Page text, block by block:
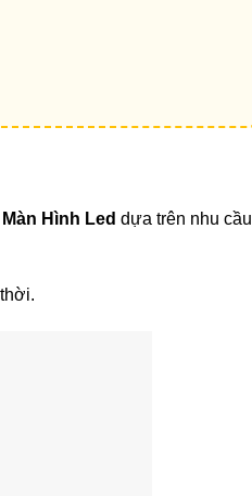
Hình Led dựa trên nhu cầu